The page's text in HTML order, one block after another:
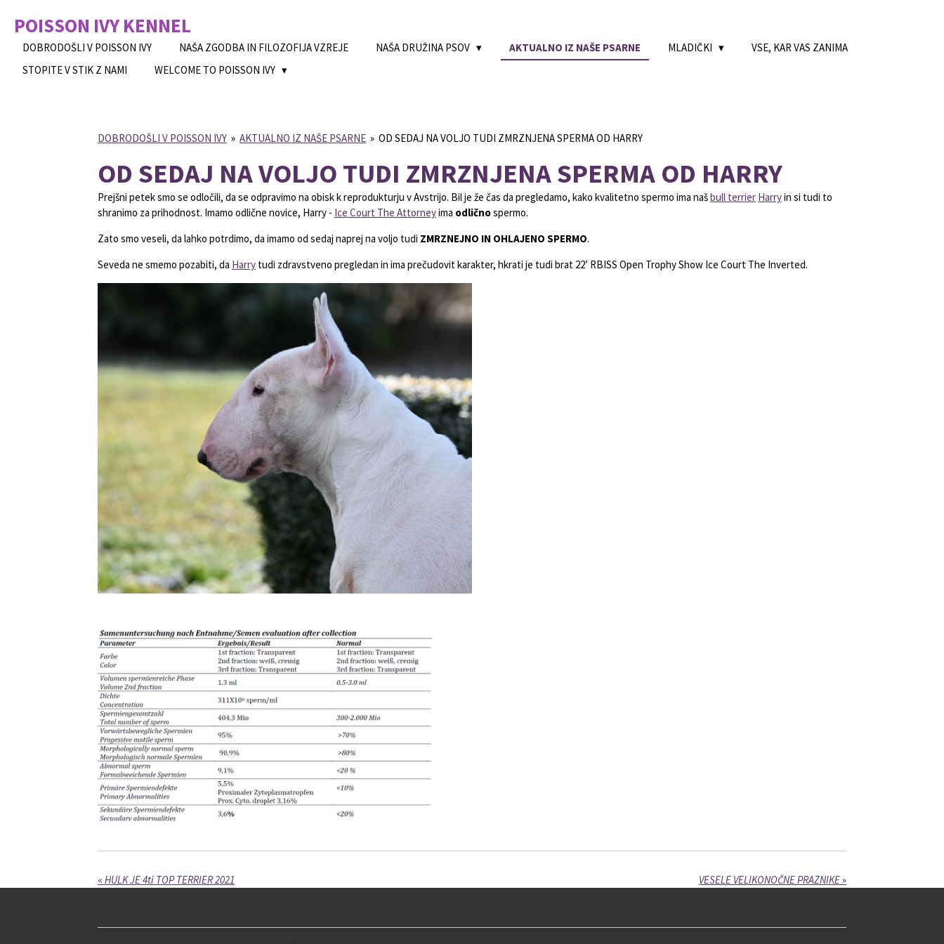
main
POISSON IVYKENNEL
DOBRODOŠLI V POISSON IVY NAŠA ZGODBA IN FILOZOFIJA VZREJE NAŠA DRUŽINA PSOV AKTUALNO IZ NAŠE PSARNE MLADIČKI
VSE, KAR VAS ZANIMA
STOPITE V STIK Z NAMI
WELCOME TO POISSON IVY
DOBRODOŠLI V POISSON IVY » AKTUALNO IZ NAŠE PSARNE » OD SEDAJ NA VOLJO TUDI ZMRZNJENA SPERMA OD HARRY
OD SEDAJ NA VOLJO TUDI ZMRZNJENA SPERMA OD HARRY
Prejšni petek smo se odločili, da se odpravimo na obisk k reprodukturju v Avstrijo. Bil je že čas da pregledamo, kako kvalitetno spermo ima našbull terrier Harryin si tudi to
shranimo za prihodnost. Imamo odlične novice, Harry - Ice Court The Attorneyima odličnospermo.
Zato smo veseli, da lahko potrdimo, da imamo od sedaj naprej na voljo tudi ZMRZNEJNO IN OHLAJENO SPERMO.
Seveda ne smemo pozabiti, da Harry tudi zdravstveno pregledan in ima prečudovit karakter, hkrati je tudi brat 22’ RBISS Open Trophy Show Ice Court The Inverted.
« HULK JE 4ti TOP TERRIER 2021 VESELE VELIKONOČNE PRAZNIKE»